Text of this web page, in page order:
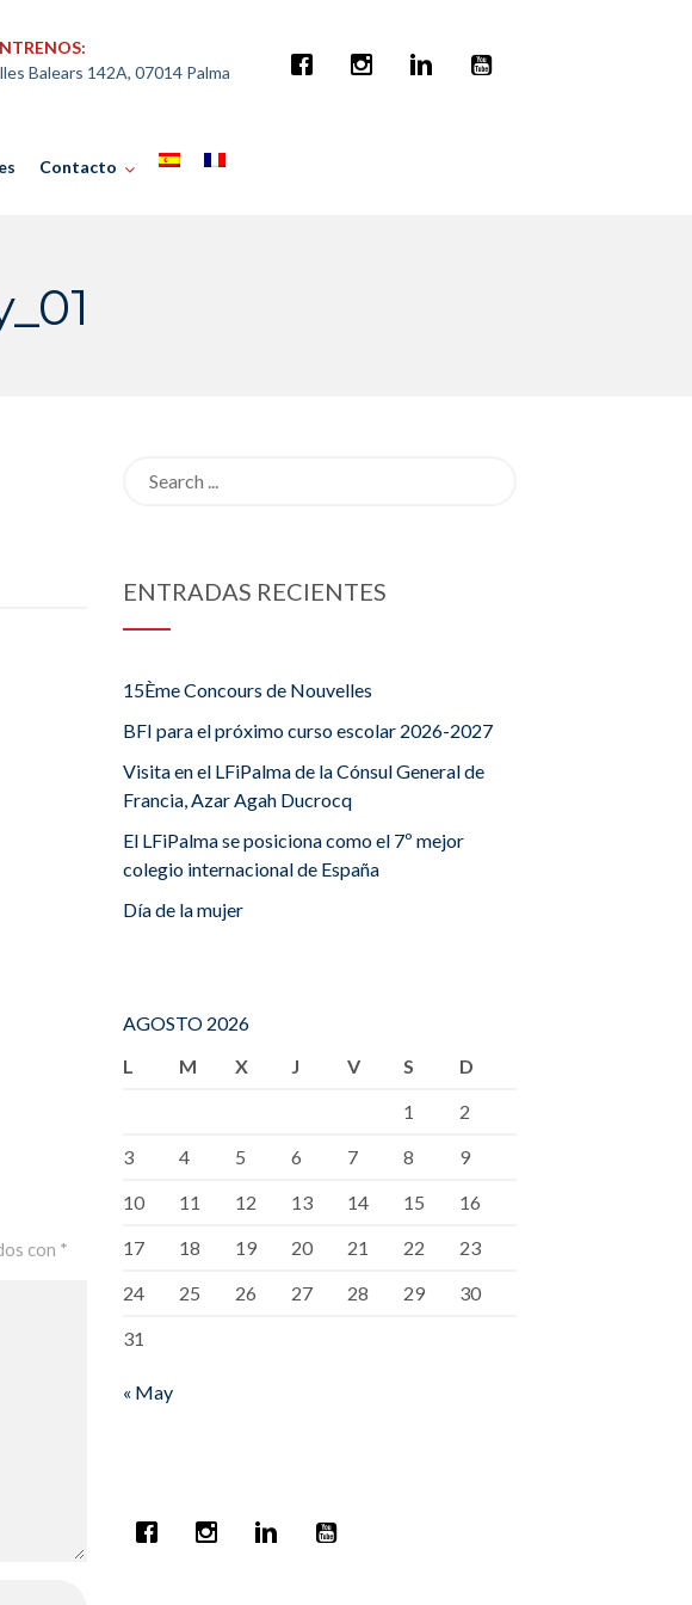
Balears 142A, 07014 Palma
Contacto
con *
ENTRADAS RECIENTES
15Ème Concours de Nouvelles
BFI para el próximo curso escolar 2026-2027
Visita en el LFiPalma de la Cónsul General de
Francia, Azar Agah Ducrocq
El LFiPalma se posiciona como el 7º mejor
colegio internacional de España
Día de la mujer
AGOSTO 2026
L
M X J V S
D
1
2
3
4 5 6 7 8
9
10
11 12 13 14 15
16
17
18 19 20 21 22
23
24
25 26 27 28 29
30
31
« May